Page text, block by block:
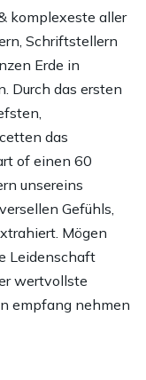
komplexeste aller
Schriftstellern
Erde in
Durch das ersten
das
of einen 60
unsereins
Gefühls,
Mögen
Leidenschaft
wertvollste
empfang nehmen